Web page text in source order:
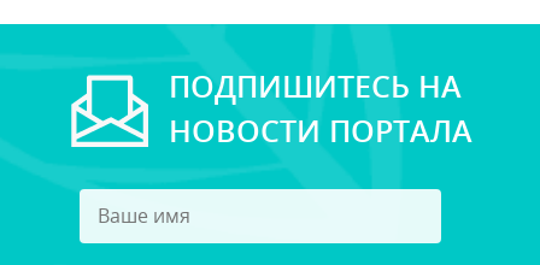
ПОДПИШИТЕСЬ НА
НОВОСТИ ПОРТАЛА